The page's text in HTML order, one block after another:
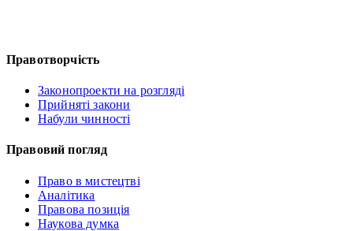
Правотворчість
Законопроекти на розгляді
Прийняті закони
Набули чинності
Правовий погляд
Право в мистецтві
Аналітика
Правова позиція
Наукова думка